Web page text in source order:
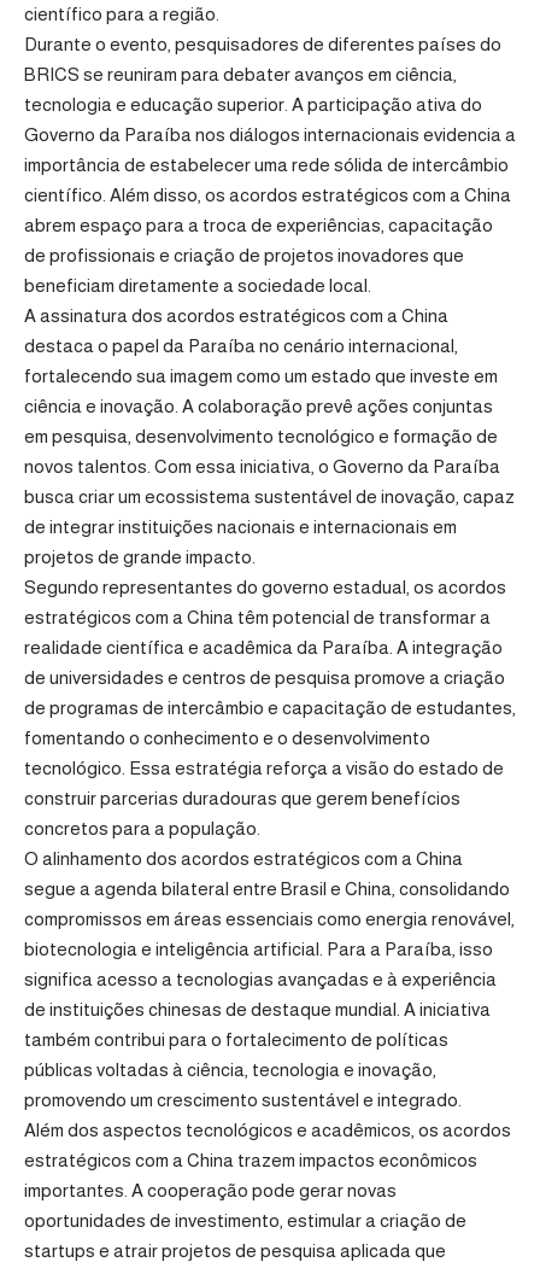
científico para a região.
Durante o evento, pesquisadores de diferentes países do
BRICS se reuniram para debater avanços em ciência,
tecnologia e educação superior. A participação ativa do
Governo da Paraíba nos diálogos internacionais evidencia a
importância de estabelecer uma rede sólida de intercâmbio
científico. Além disso, os acordos estratégicos com a China
abrem espaço para a troca de experiências, capacitação
de profissionais e criação de projetos inovadores que
beneficiam diretamente a sociedade local.
A assinatura dos acordos estratégicos com a China
destaca o papel da Paraíba no cenário internacional,
fortalecendo sua imagem como um estado que investe em
ciência e inovação. A colaboração prevê ações conjuntas
em pesquisa, desenvolvimento tecnológico e formação de
novos talentos. Com essa iniciativa, o Governo da Paraíba
busca criar um ecossistema sustentável de inovação, capaz
de integrar instituições nacionais e internacionais em
projetos de grande impacto.
Segundo representantes do governo estadual, os acordos
estratégicos com a China têm potencial de transformar a
realidade científica e acadêmica da Paraíba. A integração
de universidades e centros de pesquisa promove a criação
de programas de intercâmbio e capacitação de estudantes,
fomentando o conhecimento e o desenvolvimento
tecnológico. Essa estratégia reforça a visão do estado de
construir parcerias duradouras que gerem benefícios
concretos para a população.
O alinhamento dos acordos estratégicos com a China
segue a agenda bilateral entre Brasil e China, consolidando
compromissos em áreas essenciais como energia renovável,
biotecnologia e inteligência artificial. Para a Paraíba, isso
significa acesso a tecnologias avançadas e à experiência
de instituições chinesas de destaque mundial. A iniciativa
também contribui para o fortalecimento de políticas
públicas voltadas à ciência, tecnologia e inovação,
promovendo um crescimento sustentável e integrado.
Além dos aspectos tecnológicos e acadêmicos, os acordos
estratégicos com a China trazem impactos econômicos
importantes. A cooperação pode gerar novas
oportunidades de investimento, estimular a criação de
startups e atrair projetos de pesquisa aplicada que